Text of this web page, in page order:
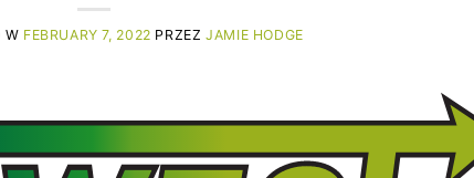
W FEBRUARY 7, 2022 PRZEZJAMIE HODGE